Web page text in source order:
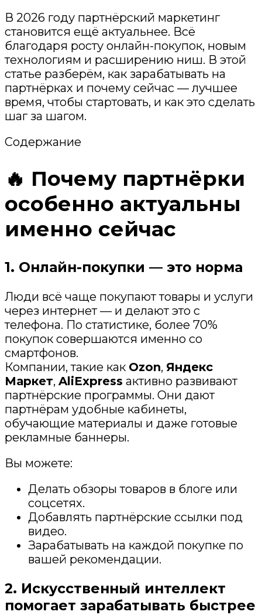
В 2026 году партнёрский маркетинг
становится ещё актуальнее. Всё
благодаря росту онлайн-покупок, новым
технологиям и расширению ниш. В этой
статье разберём, как зарабатывать на
партнёрках и почему сейчас — лучшее
время, чтобы стартовать, и как это сделать
шаг за шагом.
Содержание
🔥 Почему партнёрки
особенно актуальны
именно сейчас
1. Онлайн-покупки — это норма
Люди всё чаще покупают товары и услуги
через интернет — и делают это с
телефона. По статистике, более 70%
покупок совершаются именно со
смартфонов.
Компании, такие как Ozon, Яндекс
Маркет, AliExpress активно развивают
партнёрские программы. Они дают
партнёрам удобные кабинеты,
обучающие материалы и даже готовые
рекламные баннеры.
Вы можете:
Делать обзоры товаров в блоге или
соцсетях.
Добавлять партнёрские ссылки под
видео.
Зарабатывать на каждой покупке по
вашей рекомендации.
2. Искусственный интеллект
помогает зарабатывать быстрее